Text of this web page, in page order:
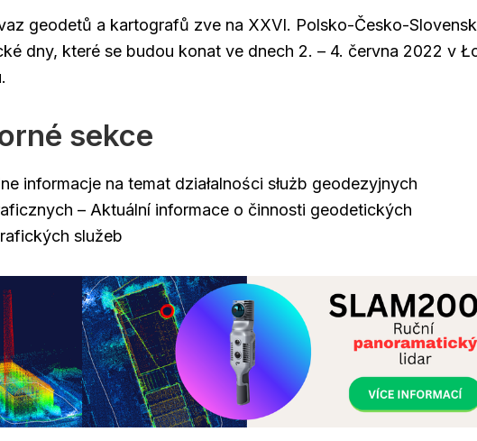
geodetů a kartografů zve na XXVI. Polsko-Česko-
dny, které se budou konat ve dnech 2. – 4. června 2022 v
sekce
informacje na temat działalności służb geodezyjnych
– Aktuální informace o činnosti geodetických
služeb